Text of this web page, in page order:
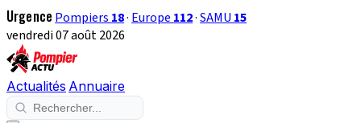
Urgence Pompiers 18· Europe 112·SAMU 15
vendredi 07 août 2026
Actualités Annuaire